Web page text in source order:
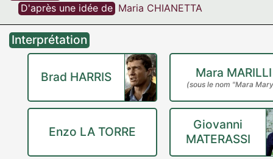
D'après une idée de Maria CHIANETTA
Interprétation
Brad HARRIS Mara MARILLI
(sous le nom "Mara
Enzo LA TORRE
Giovanni
MATERASSI